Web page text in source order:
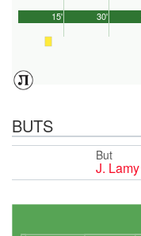
15' 30'
BUTS
But
J. Lamy